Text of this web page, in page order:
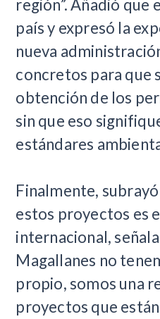
región”. Añadió que
país y expresó la
nueva
concretos para que
obtención de los
sin que eso
estándares
Finalmente,
estos proyectos es
internacional,
Magallanes no
propio, somos una
proyectos que